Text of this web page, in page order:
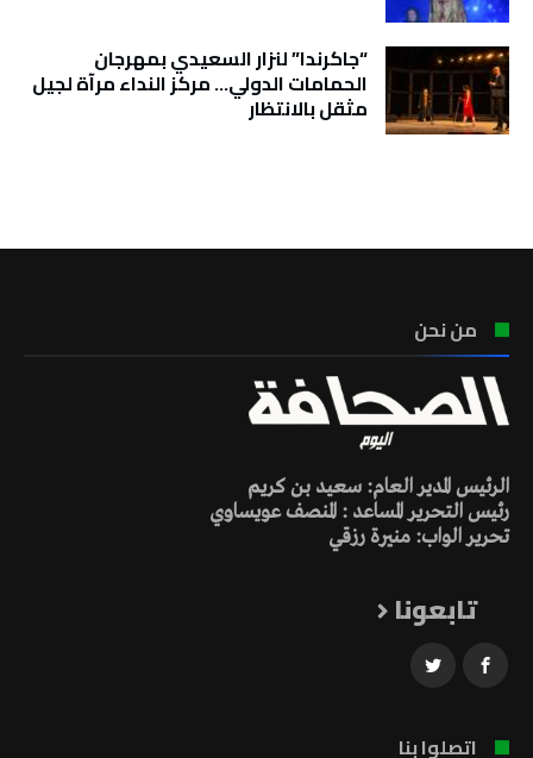
“جاكرندا” لنزار السعيدي بمهرجان
الحمامات الدولي… مركز النداء مرآة لجيل
مثقل بالانتظار
من نحن
الرئيس المدير العام: سعيد بن كريم
رئيس التحرير المساعد : المنصف عويساوي
تحرير الواب: منيرة رزقي
تابعونا
اتصلوا بنا